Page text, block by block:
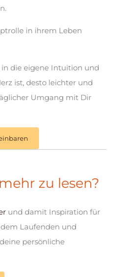
in ihrem Leben
die eigene Intuition und
ist, desto leichter und
Umgang mit Dir
zu lesen?
und damit Inspiration für
Laufenden und
persönliche